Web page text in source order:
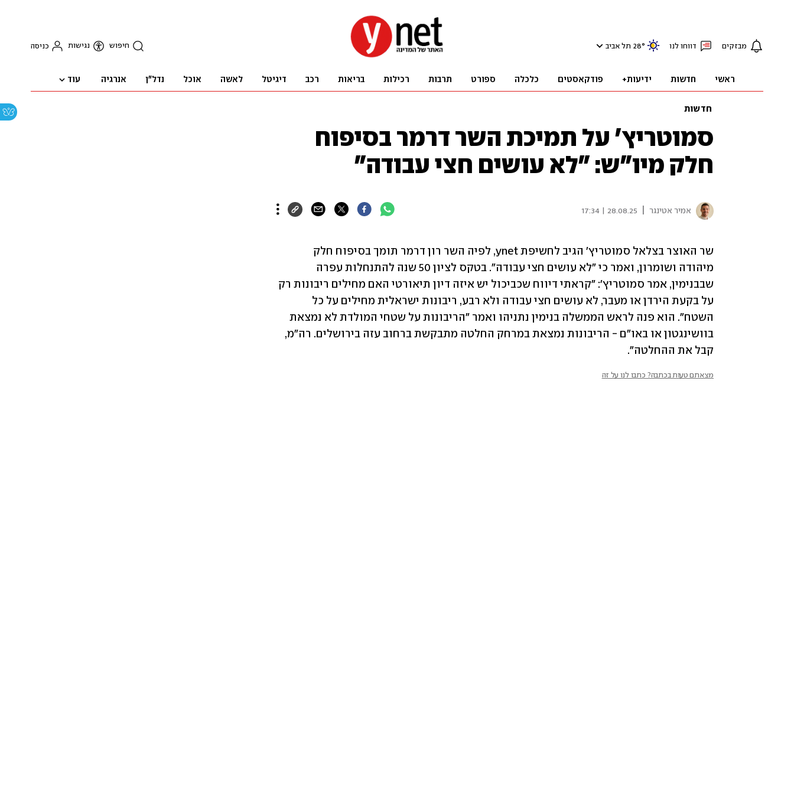
מבזקים דווחו לנו 28° תל אביב חיפוש נגישות כניסה
ראשי חדשות ידיעות+ פודקאסטים כלכלה ספורט תרבות רכילות בריאות רכב דיגיטל לאשה אוכל נדל"ן אנרגיה עוד
חדשות
סמוטריץ' על תמיכת השר דרמר בסיפוח
חלק מיו"ש: "לא עושים חצי עבודה"
אמיר אטינגר 28.08.25 | 17:34
קבל את ההחלטה".
מצאתם טעות בכתבה? כתבו לנו על זה